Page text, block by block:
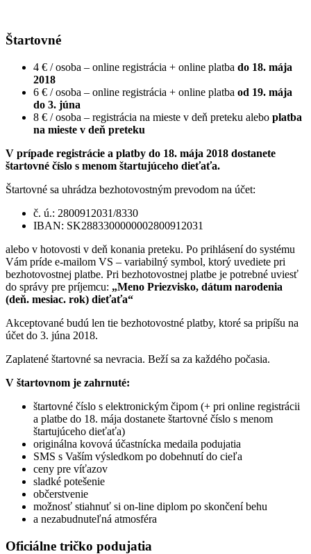
Štartovné
4 € / osoba – online registrácia + online platba do 18. mája
2018
6 € / osoba – online registrácia + online platba od 19. mája
do 3. júna
8 € / osoba – registrácia na mieste v deň preteku alebo platba
na mieste v deň preteku
V prípade registrácie a platby do 18. mája 2018 dostanete
štartovné číslo s menom štartujúceho dieťaťa.
Štartovné sa uhrádza bezhotovostným prevodom na účet:
č. ú.: 2800912031/8330
IBAN: SK2883300000002800912031
alebo v hotovosti v deň konania preteku. Po prihlásení do systému
Vám príde e-mailom VS – variabilný symbol, ktorý uvediete pri
bezhotovostnej platbe. Pri bezhotovostnej platbe je potrebné uviesť
do správy pre príjemcu: „Meno Priezvisko, dátum narodenia
(deň. mesiac. rok) dieťaťa“
Akceptované budú len tie bezhotovostné platby, ktoré sa pripíšu na
účet do 3. júna 2018.
Zaplatené štartovné sa nevracia. Beží sa za každého počasia.
V štartovnom je zahrnuté:
štartovné číslo s elektronickým čipom (+ pri online registrácii
a platbe do 18. mája dostanete štartovné číslo s menom
štartujúceho dieťaťa)
originálna kovová účastnícka medaila podujatia
SMS s Vaším výsledkom po dobehnutí do cieľa
ceny pre víťazov
sladké potešenie
občerstvenie
možnosť stiahnuť si on-line diplom po skončení behu
a nezabudnuteľná atmosféra
Oficiálne tričko podujatia